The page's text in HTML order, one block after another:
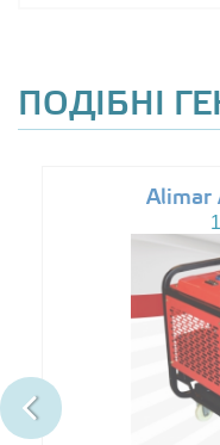
ПОДІБНІ
Alimar